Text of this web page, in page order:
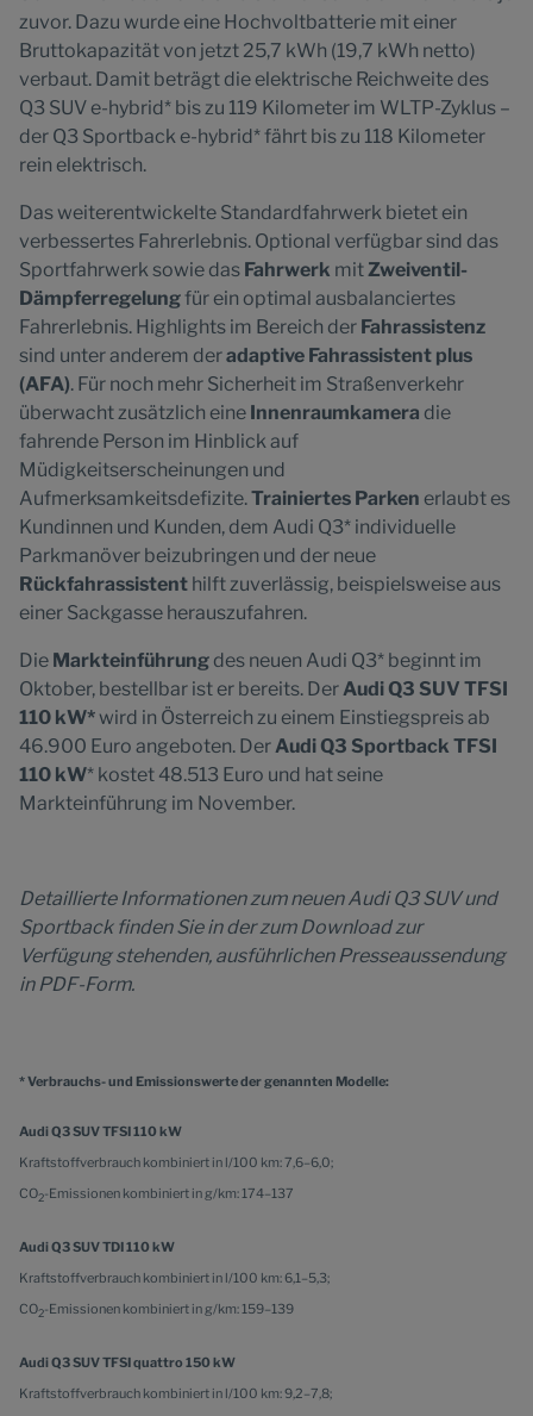
zuvor. Dazu wurde eine Hochvoltbatterie mit einer
Bruttokapazität von jetzt 25,7 kWh (19,7 kWh netto)
verbaut. Damit beträgt die elektrische Reichweite des
Q3 SUV e-hybrid* bis zu 119 Kilometer im WLTP-Zyklus –
der Q3 Sportback e-hybrid* fährt bis zu 118 Kilometer
rein elektrisch.
Das weiterentwickelte Standardfahrwerk bietet ein
verbessertes Fahrerlebnis. Optional verfügbar sind das
Sportfahrwerk sowie das Fahrwerk mitZweiventil-
Dämpferregelungfür ein optimal ausbalanciertes
Fahrerlebnis. Highlights im Bereich der Fahrassistenz
sind unter anderem deradaptive Fahrassistent plus
(AFA). Für noch mehr Sicherheit im Straßenverkehr
überwacht zusätzlich eine Innenraumkamera die
fahrende Person im Hinblick auf
Müdigkeitserscheinungen und
Aufmerksamkeitsdefizite.Trainiertes Parken erlaubt es
Kundinnen und Kunden, dem Audi Q3* individuelle
Parkmanöver beizubringen und der neue
Rückfahrassistent hilft zuverlässig, beispielsweise aus
einer Sackgasse herauszufahren.
Die Markteinführung des neuen Audi Q3* beginnt im
Oktober, bestellbar ist er bereits. DerAudi Q3 SUV TFSI
110 kW*wird in Österreich zu einem Einstiegspreis ab
46.900 Euro angeboten. DerAudi Q3 Sportback TFSI
110 kW* kostet 48.513 Euro und hat seine
Markteinführung im November.
Detaillierte Informationen zum neuen Audi Q3 SUV und
Sportback finden Sie in der zum Download zur
Verfügung stehenden, ausführlichen Presseaussendung
in PDF-Form.
* Verbrauchs- und Emissionswerte der genannten Modelle:
Audi Q3 SUV TFSI 110 kW
Kraftstoffverbrauch kombiniert in l/100 km: 7,6–6,0;
CO2-Emissionen kombiniert in g/km: 174–137
Audi Q3 SUV TDI 110 kW
Kraftstoffverbrauch kombiniert in l/100 km: 6,1–5,3;
CO2-Emissionen kombiniert in g/km: 159–139
Audi Q3 SUV TFSI quattro 150 kW
Kraftstoffverbrauch kombiniert in l/100 km: 9,2–7,8;